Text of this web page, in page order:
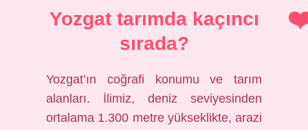
Yozgat tarımda kaçıncı
sırada?
Yozgat’ın coğrafi konumu ve tarım
alanları. İlimiz, deniz seviyesinden
ortalama 1.300 metre yükseklikte, arazi